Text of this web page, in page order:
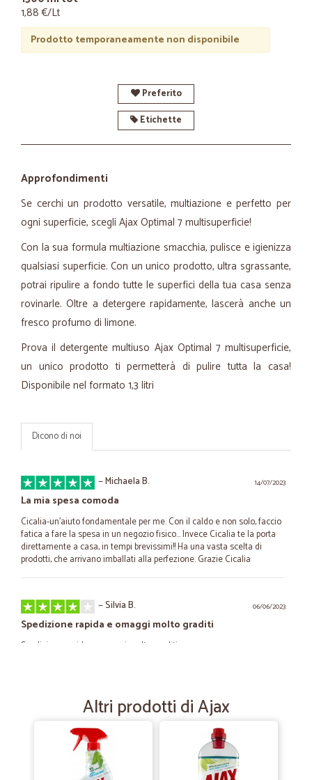
1,88 €/Lt
Prodotto temporaneamente non disponibile
Preferito
Etichette
Approfondimenti
Se cerchi un prodotto versatile, multiazione e perfetto per
ogni superficie, scegli Ajax Optimal 7 multisuperficie!
Con la sua formula multiazione smacchia, pulisce e igienizza
qualsiasi superficie. Con un unico prodotto, ultra sgrassante,
potrai ripulire a fondo tutte le superfici della tua casa senza
rovinarle. Oltre a detergere rapidamente, lascerà anche un
fresco profumo di limone.
Prova il detergente multiuso Ajax Optimal 7 multisuperficie,
un unico prodotto ti permetterà di pulire tutta la casa!
Disponibile nel formato 1,3 litri
Dicono di noi
14/07/2023
—Michaela B.
La mia spesa comoda
Cicalia-un'aiuto fondamentale per me. Con il caldo e non solo, faccio
fatica a fare la spesa in un negozio fisico... Invece Cicalia te la porta
direttamente a casa, in tempi brevissimi!! Ha una vasta scelta di
prodotti, che arrivano imballati alla perfezione. Grazie Cicalia
06/06/2023
—Silvia B.
Spedizione rapida e omaggi molto graditi
Spedizione rapida e omaggi molto graditi
Spedizione veloce e packaging migliorato
Spedizione veloce e packaging migliore delle ultime volte. Avevo
precedentemente acquistato biscotti che ho trovato un po'
ammassati nello scatolone trovandoli inevitabilmente sbriciolati.
L'ultima volta invece gli scatoloni erano due e i sacchetti non
Altri prodotti di Ajax